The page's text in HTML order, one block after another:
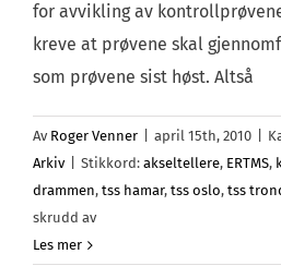
for avvikling av
kreve at prøvene skal
som prøvene sist høst. Altså
Av Roger Venner april 15th, 2010
Arkiv
Stikkord: akseltellere, ERTMS,
drammen, tss hamar, tss oslo, tss
skrudd avfor
Les mer